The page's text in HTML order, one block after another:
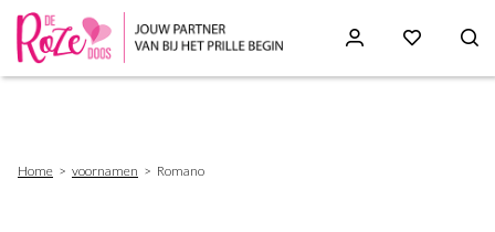
Home voornamen Romano